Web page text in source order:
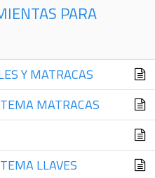
PARA
Y MATRACAS
MATRACAS
LLAVES